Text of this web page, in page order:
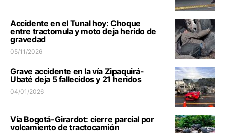
Accidente en el Tunal hoy: Choque
entre tractomula y moto deja herido de
gravedad
05/11/2026
Grave accidente en la vía Zipaquirá-
Ubaté deja 5 fallecidos y 21 heridos
04/01/2026
Vía Bogotá-Girardot: cierre parcial por
volcamiento de tractocamión